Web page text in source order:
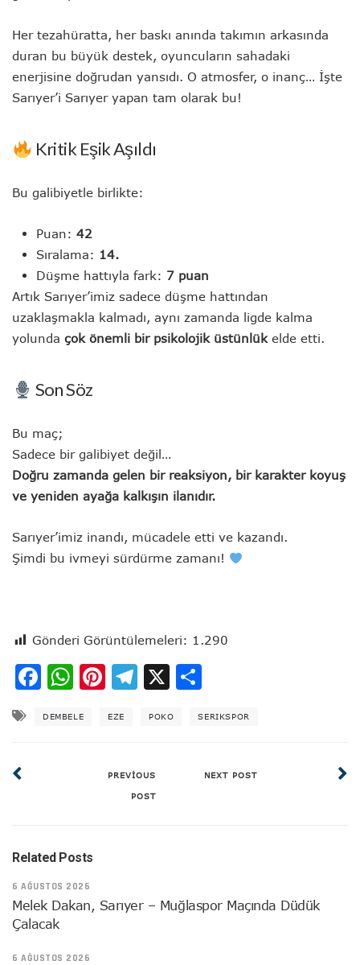
Her tezahüratta, her baskı anında takımın arkasında
duran bu büyük destek, oyuncuların sahadaki
enerjisine doğrudan yansıdı. O atmosfer, o inanç… İşte
Sarıyer’i Sarıyer yapan tam olarak bu!
Kritik Eşik Aşıldı
Bu galibiyetle birlikte:
Puan: 42
Sıralama: 14.
Düşme hattıyla fark: 7 puan
Artık Sarıyer’imiz sadece düşme hattından
uzaklaşmakla kalmadı, aynı zamanda ligde kalma
yolunda çok önemli bir psikolojik üstünlükelde etti.
Son Söz
Bu maç;
Sadece bir galibiyet değil…
Doğru zamanda gelen bir reaksiyon, bir karakter koyuş
ve yeniden ayağa kalkışın ilanıdır.
Sarıyer’imiz inandı, mücadele etti ve kazandı.
Şimdi bu ivmeyi sürdürme zamanı!
Gönderi Görüntülemeleri: 1.290
Facebook
WhatsApp
Pinterest
Telegram
X
DEMBELE EZE POKO SERIKSPOR
PREVIOUS
POST
NEXT POST
Related Posts
6 AĞUSTOS 2026
Melek Dakan, Sarıyer – Muğlaspor Maçında Düdük
Çalacak
6 AĞUSTOS 2026